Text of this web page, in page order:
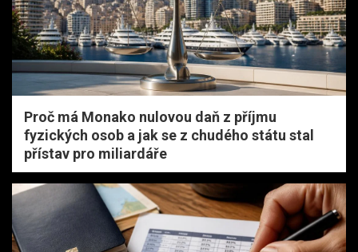
Proč má Monako nulovou daň z příjmu
fyzických osob a jak se z chudého státu stal
přístav pro miliardáře